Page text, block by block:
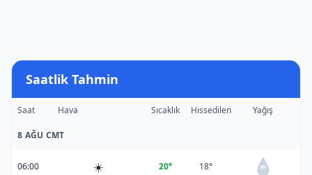
Saatlik Tahmin
Saat Hava Sıcaklık Hissedilen Yağış
8 AĞU CMT
06:00 ☀️ 20° 18° 0%